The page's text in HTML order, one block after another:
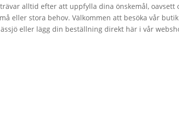
alltid efter att uppfylla dina önskemål, oavsett
eller stora behov. Välkommen att besöka vår
eller lägg din beställning direkt här i vår